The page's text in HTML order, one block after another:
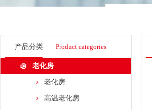
产品分类 Product categories
老化房
老化房
高温老化房